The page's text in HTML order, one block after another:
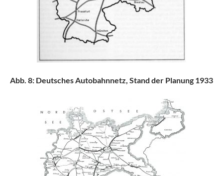
Abb. 8: Deutsches Autobahnnetz, Stand der Planung 1933